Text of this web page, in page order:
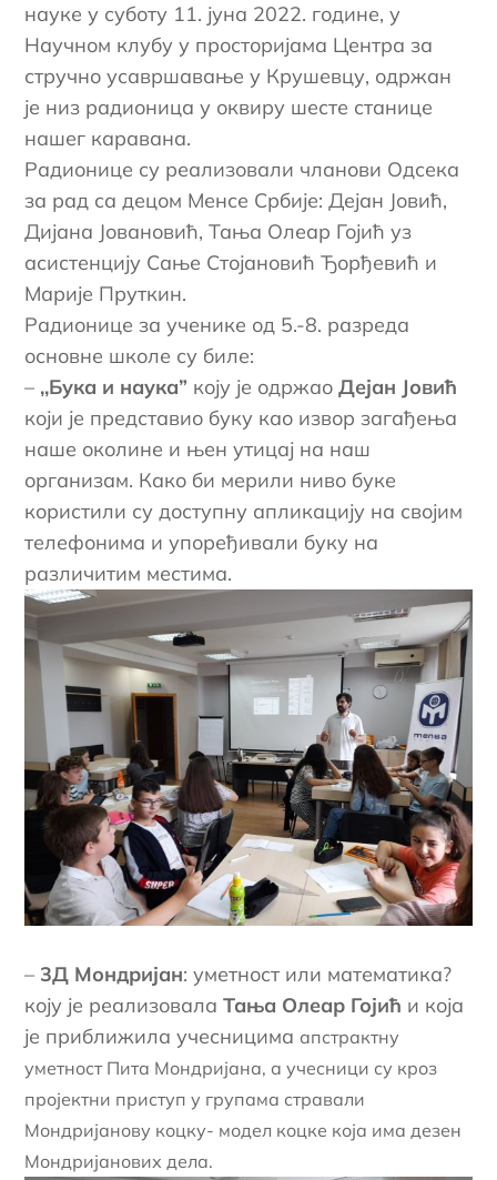
науке у суботу 11. јуна 2022. године, у
Научном клубу у просторијама Центра за
стручно усавршавање у Крушевцу, одржан
је низ радионица у оквиру шесте станице
нашег каравана.
Радионице су реализовали чланови Одсека
за рад са децом Менсе Србије: Дејан Јовић,
Дијана Јовановић, Тања Олеар Гојић уз
асистенцију Сање Стојановић Ђорђевић и
Марије Пруткин.
Радионице за ученике од 5.-8. разреда
основне школе су биле:
– ,,Бука и наука” коју је одржаоДејан Јовић
који је представио буку као извор загађења
наше околине и њен утицај на наш
организам. Како би мерили ниво буке
користили су доступну апликацију на својим
телефонима и упоређивали буку на
различитим местима.
– 3Д Мондријан: уметност или математика?
коју је реализовала Тања Олеар Гојић и која
је приближила учесницима апстрактну
уметност Пита Мондријана, а учесници су кроз
пројектни приступ у групама стравали
Мондријанову коцку- модел коцке која има дезен
Мондријанових дела.